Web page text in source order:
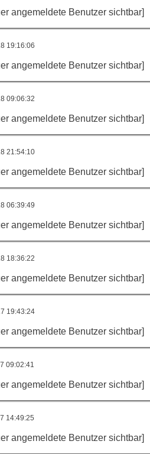
angemeldete Benutzer sichtbar]
19:16:06
angemeldete Benutzer sichtbar]
09:06:32
angemeldete Benutzer sichtbar]
21:54:10
angemeldete Benutzer sichtbar]
06:39:49
angemeldete Benutzer sichtbar]
18:36:22
angemeldete Benutzer sichtbar]
19:43:24
angemeldete Benutzer sichtbar]
09:02:41
angemeldete Benutzer sichtbar]
14:49:25
angemeldete Benutzer sichtbar]